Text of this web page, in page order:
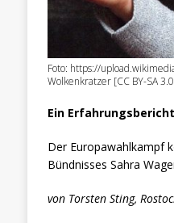
Foto: https://
Wolkenkratzer [CC BY-SA
Ein
Der Europawahlkampf
Bündnisses Sahra
von Torsten Sting,